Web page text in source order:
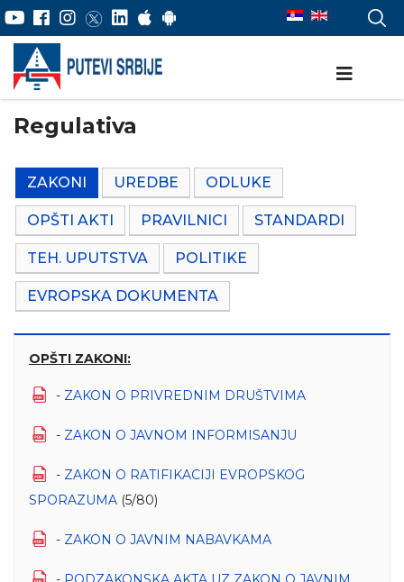
Regulativa
ZAKONI UREDBE ODLUKE
OPŠTI AKTI PRAVILNICI STANDARDI
TEH. UPUTSTVA POLITIKE
EVROPSKA DOKUMENTA
OPŠTI ZAKONI:
- ZAKON O PRIVREDNIM DRUŠTVIMA
- ZAKON O ЈAVNOM INFORMISANЈU
- ZAKON O RATIFIKACIЈI EVROPSKOG
SPORAZUMA (5/80)
- ZAKON O ЈAVNIM NABAVKAMA